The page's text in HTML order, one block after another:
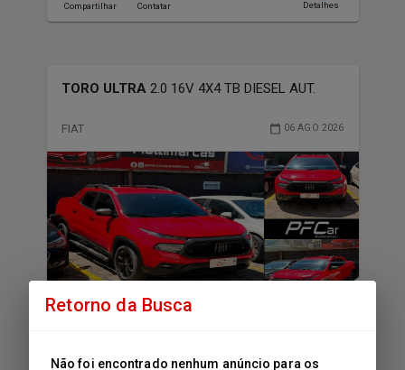
Compartilhar Contatar Detalhes
TORO ULTRA 2.0 16V 4X4 TB DIESEL AUT.
FIAT 06 AGO 2026
Retorno da Busca
Não foi encontrado nenhum anúncio para os